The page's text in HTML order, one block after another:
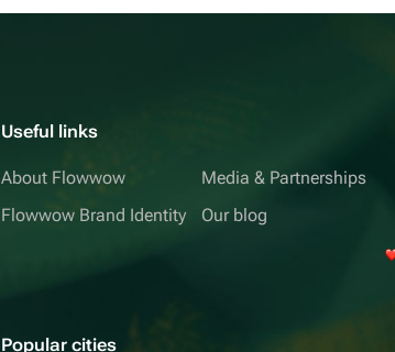
Useful links
About Flowwow
Flowwow Brand Identity
Media & Partnerships
Our blog
Popular cities